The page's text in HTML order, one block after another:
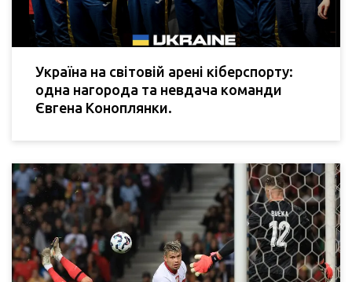
Україна на світовій арені кіберспорту:
одна нагорода та невдача команди
Євгена Коноплянки.